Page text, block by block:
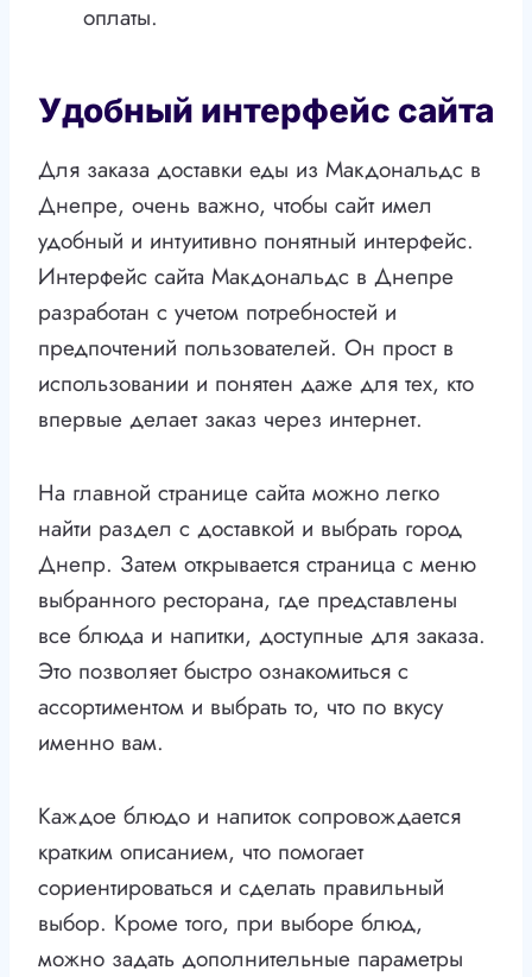
оплаты.
Удобный интерфейс сайта
Для заказа доставки еды из Макдональдс в
Днепре, очень важно, чтобы сайт имел
удобный и интуитивно понятный интерфейс.
Интерфейс сайта Макдональдс в Днепре
разработан с учетом потребностей и
предпочтений пользователей. Он прост в
использовании и понятен даже для тех, кто
впервые делает заказ через интернет.
На главной странице сайта можно легко
найти раздел с доставкой и выбрать город
Днепр. Затем открывается страница с меню
выбранного ресторана, где представлены
все блюда и напитки, доступные для заказа.
Это позволяет быстро ознакомиться с
ассортиментом и выбрать то, что по вкусу
именно вам.
Каждое блюдо и напиток сопровождается
кратким описанием, что помогает
сориентироваться и сделать правильный
выбор. Кроме того, при выборе блюд,
можно задать дополнительные параметры